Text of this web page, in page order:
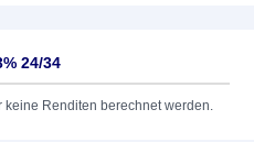
24/34
keine Renditen berechnet werden.